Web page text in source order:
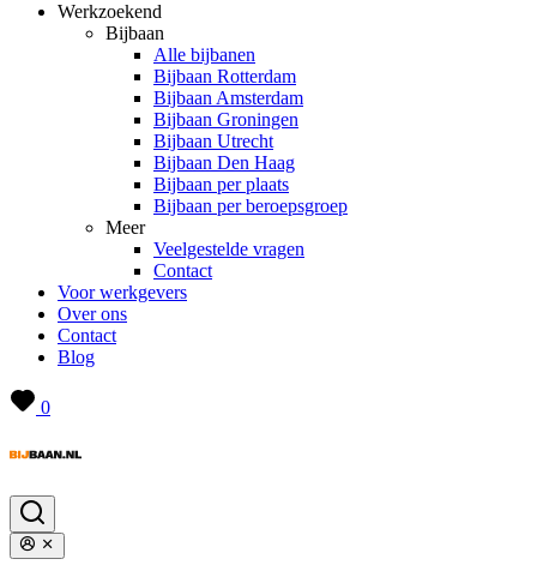
Werkzoekend
Bijbaan
Alle bijbanen
Bijbaan Rotterdam
Bijbaan Amsterdam
Bijbaan Groningen
Bijbaan Utrecht
Bijbaan Den Haag
Bijbaan per plaats
Bijbaan per beroepsgroep
Meer
Veelgestelde vragen
Contact
Voor werkgevers
Over ons
Contact
Blog
0